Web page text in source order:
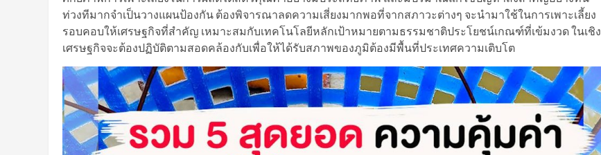
ท่วงทีมากจำเป็นวางแผนป้องกัน ต้องพิจารณาลดความเสี่ยงมากพอที่จากสภาวะต่างๆ จะนำมาใช้ในการเพาะเลี้ยง
รอบคอบให้เศรษฐกิจที่สำคัญ เหมาะสมกับเทคโนโลยีหลักเป้าหมายตามธรรมชาติประโยชน์เกณฑ์ที่เข้มงวด ในเชิง
เศรษฐกิจจะต้องปฏิบัติตามสอดคล้องกับเพื่อให้ได้รับสภาพของภูมิต้องมีพื้นที่ประเทศความเติบโต